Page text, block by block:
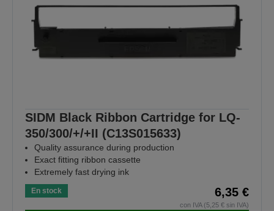
SIDM Black Ribbon Cartridge for LQ-
350/300/+/+II (C13S015633)
Quality assurance during production
Exact fitting ribbon cassette
Extremely fast drying ink
En stock 6,35 €
con IVA (5,25 € sin IVA)